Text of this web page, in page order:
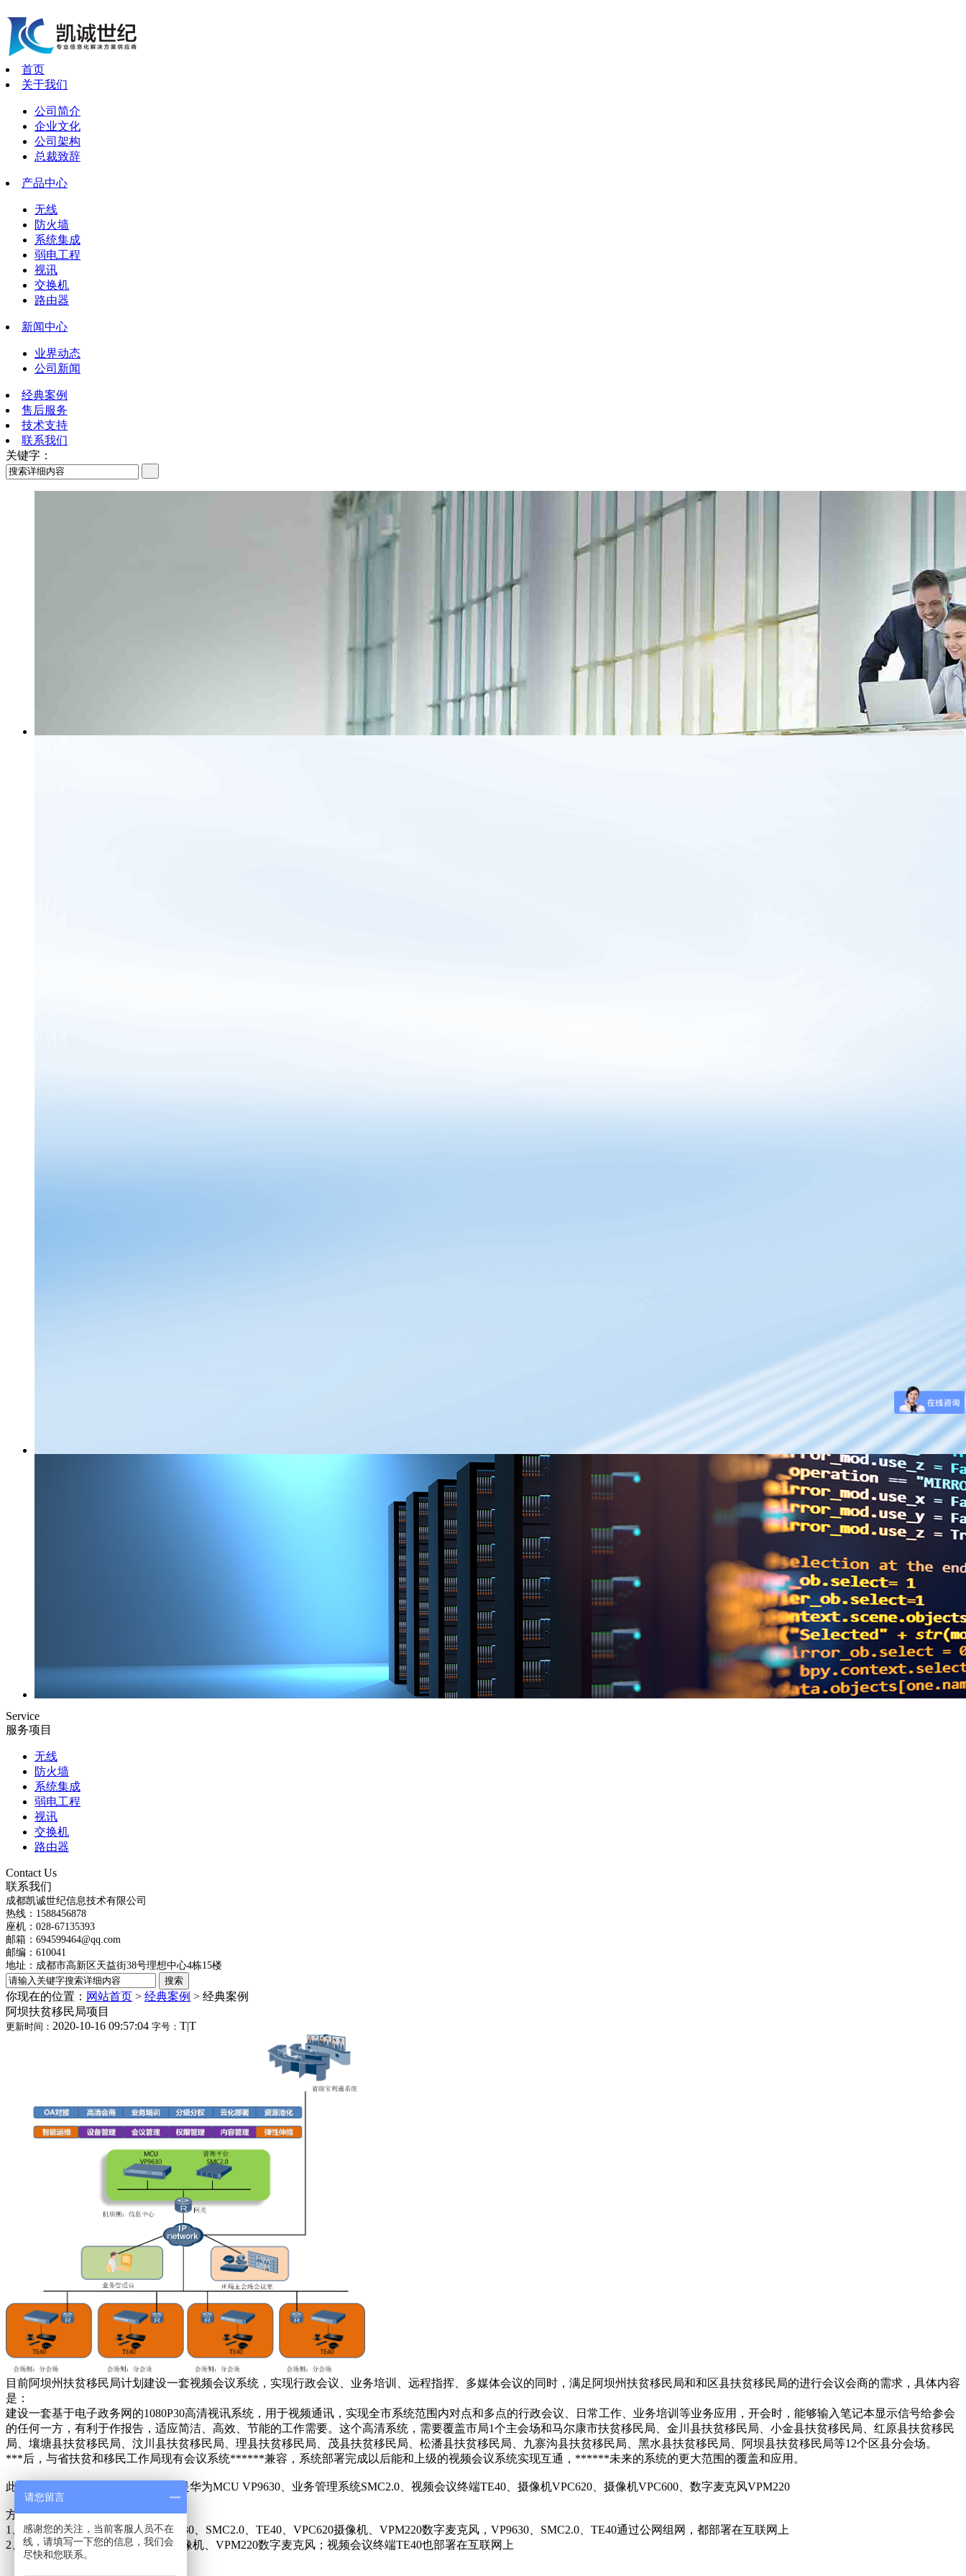
首页
关于我们
公司简介
企业文化
公司架构
总裁致辞
产品中心
无线
防火墙
系统集成
弱电工程
视讯
交换机
路由器
新闻中心
业界动态
公司新闻
经典案例
售后服务
技术支持
联系我们
关键字：
Service
服务项目
无线
防火墙
系统集成
弱电工程
视讯
交换机
路由器
Contact Us
联系我们
成都凯诚世纪信息技术有限公司
热线：1588456878
座机：028-67135393
邮箱：694599464@qq.com
邮编：610041
地址：成都市高新区天益街38号理想中心4栋15楼
你现在的位置： 网站首页 > 经典案例 > 经典案例
阿坝扶贫移民局项目
更新时间： 2020-10-16 09:57:04 字号： T|T
目前阿坝州扶贫移民局计划建设一套视频会议系统，实现行政会议、业务培训、远程指挥、多媒体会议的同时，满足阿坝州扶贫移民局和和区县扶贫移民局的进行会议会商的需求，具体内容
是：
建设一套基于电子政务网的1080P30高清视讯系统，用于视频通讯，实现全市系统范围内对点和多点的行政会议、日常工作、业务培训等业务应用，开会时，能够输入笔记本显示信号给参会
的任何一方，有利于作报告，适应简洁、高效、节能的工作需要。这个高清系统，需要覆盖市局1个主会场和马尔康市扶贫移民局、金川县扶贫移民局、小金县扶贫移民局、红原县扶贫移民
局、壤塘县扶贫移民局、汶川县扶贫移民局、理县扶贫移民局、茂县扶贫移民局、松潘县扶贫移民局、九寨沟县扶贫移民局、黑水县扶贫移民局、阿坝县扶贫移民局等12个区县分会场。
***后，与省扶贫和移民工作局现有会议系统******兼容，系统部署完成以后能和上级的视频会议系统实现互通，******未来的系统的更大范围的覆盖和应用。
此次视频会议建设，涉及到的设备是华为MCU VP9630、业务管理系统SMC2.0、视频会议终端TE40、摄像机VPC620、摄像机VPC600、数字麦克风VPM220
方案介绍：
1、在州局主会场侧部署MCU VP9630、SMC2.0、TE40、VPC620摄像机、VPM220数字麦克风，VP9630、SMC2.0、TE40通过公网组网，都部署在互联网上
2、分会场侧部署TE40、VPC620摄像机、VPM220数字麦克风；视频会议终端TE40也部署在互联网上
请您留言
感谢您的关注，当前客服人员不在
线，请填写一下您的信息，我们会
尽快和您联系。